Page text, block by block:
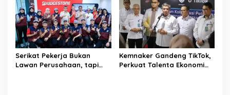
Serikat Pekerja Bukan
Lawan Perusahaan, tapi
Kemnaker Gandeng TikTok,
Perkuat Talenta Ekonomi